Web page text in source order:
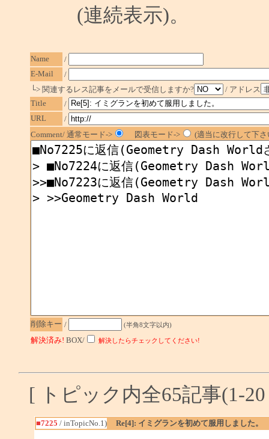
(連続表示)。
Name
/
E-Mail
/
└> 関連するレス記事をメールで受信しますか?
/ アドレス
Title
/
URL
/
Comment/ 通常モード->
図表モード-> (適当に改行して下
削除キー / (半角8文字以内)
解決済み! BOX/ 解決したらチェックしてください!
[ トピック内全65記事(1-
■7225 / inTopicNo.1) Re[4]: イミグランを初めて服用しました。